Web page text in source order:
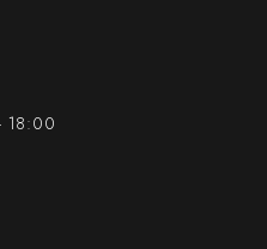
18:00